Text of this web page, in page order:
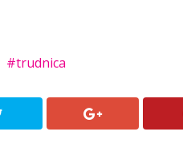
trudnica